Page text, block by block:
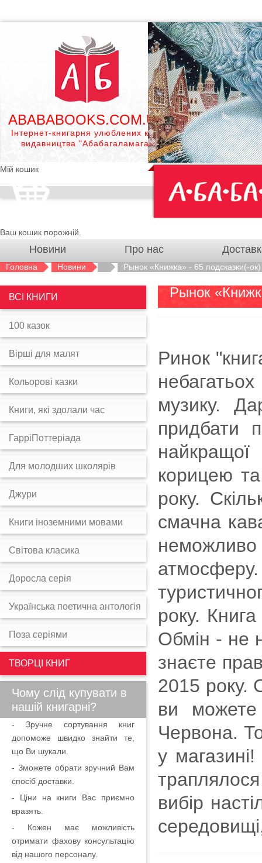
ABABABOOKS.COM.UA
Інтернет-книгарня улюблених книг
видавництва "Абабагаламага"
Мій кошик
Ваш кошик порожній.
Новини Про нас
Головна Новини Рынок «Книжка» - 65 подсказки(-
Рынок
Ринок
музику.
придбати
корицею
року.
смачна
неможливо
року.
Обмін - не
знаєте
2015 року.
ви можете
Червона.
у
вибір
ВСІ КНИГИ
100 казок
Вірші для малят
Кольорові казки
Книги, які здолали час
ГарріПоттеріада
Для молодших школярів
Джури
Книги іноземними мовами
Світова класика
Доросла серія
Українська поетична антологія
Поза серіями
ТВОРЦІ КНИГ
Чому слід купувати в
нашій книгарні?
- Зручне сортування книг
допоможе швидко знайти те,
що Ви шукали.
- Зможете обрати зручний Вам
спосіб доставки.
- Ціни на книги Вас приємно
вразять.
- Кожен має можливість
отримати фахову консультацію
від нашого персоналу.